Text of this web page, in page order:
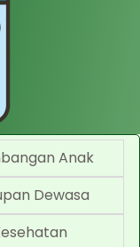
Anak
Dewasa